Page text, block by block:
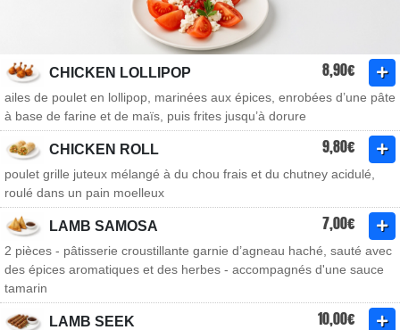
CHICKEN LOLLIPOP 8,90€
ailes de poulet en lollipop, marinées aux épices, enrobées d’une pâte
à base de farine et de maïs, puis frites jusqu’à dorure
CHICKEN ROLL 9,80€
poulet grille juteux mélangé à du chou frais et du chutney acidulé,
roulé dans un pain moelleux
LAMB SAMOSA 7,00€
2 pièces - pâtisserie croustillante garnie d’agneau haché, sauté avec
des épices aromatiques et des herbes - accompagnés d'une sauce
tamarin
LAMB SEEK 10,00€